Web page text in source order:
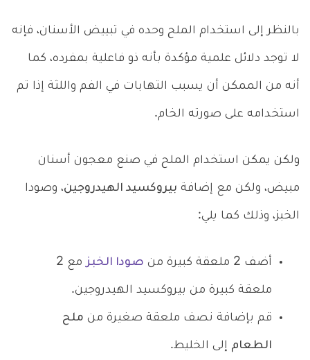
بالنظر إلى استخدام الملح وحده في تبييض الأسنان، فإنه
لا توجد دلائل علمية مؤكدة بأنه ذو فاعلية بمفرده، كما
أنه من الممكن أن يسبب التهابات في الفم واللثة إذا تم
استخدامه على صورته الخام.
ولكن يمكن استخدام الملح في صنع معجون أسنان
مبيض، ولكن مع إضافة بيروكسيد الهيدروجين، وصودا
الخبز، وذلك كما يلي:
أضف 2 ملعقة كبيرة من صودا الخبز مع 2
ملعقة كبيرة من بيروكسيد الهيدروجين.
قم بإضافة نصف ملعقة صغيرة من ملح
الطعام إلى الخليط.